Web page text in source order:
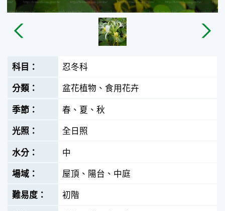
忍冬科
盆花植物、食用花卉
春、夏、秋
全日照
中
屋頂、陽台、中庭
初階